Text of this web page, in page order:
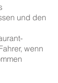
und den
wenn